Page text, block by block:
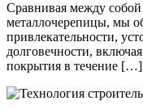
Сравнивая между
металлочерепицы, мы
привлекательности,
долговечности,
покрытия в течение […]